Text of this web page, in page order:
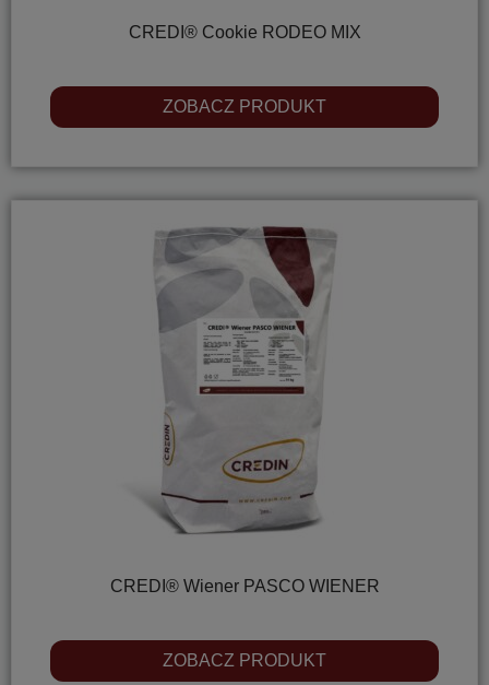
CREDI® Cookie RODEO MIX
ZOBACZ PRODUKT
CREDI® Wiener PASCO WIENER
ZOBACZ PRODUKT